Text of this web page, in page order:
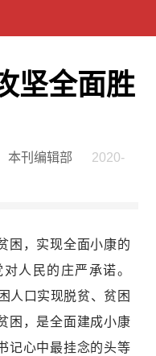
坚全面胜
本刊编辑部
2020-
，实现全面小康的
人民的庄严承诺。
人口实现脱贫、贫困
困，是全面建成小康
记心中最挂念的头等